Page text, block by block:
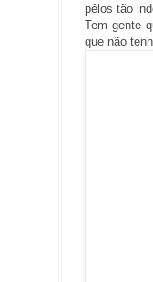
pêlos tão
Tem gente
que não